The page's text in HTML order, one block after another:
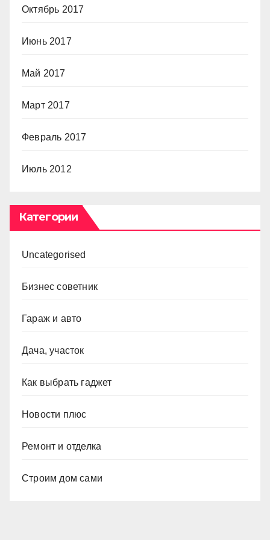
Октябрь 2017
Июнь 2017
Май 2017
Март 2017
Февраль 2017
Июль 2012
Категории
Uncategorised
Бизнес советник
Гараж и авто
Дача, участок
Как выбрать гаджет
Новости плюс
Ремонт и отделка
Строим дом сами